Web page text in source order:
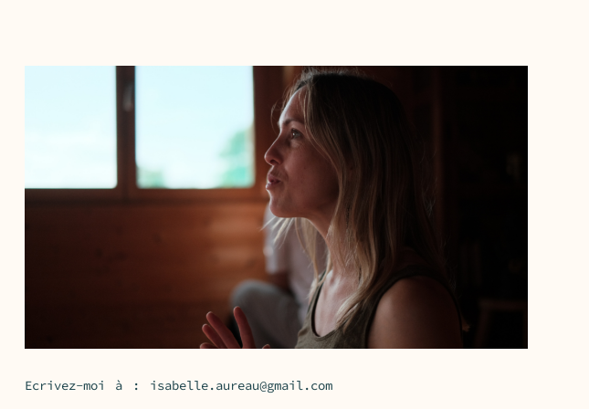
Ecrivez-moi à : isabelle.aureau@gmail.com